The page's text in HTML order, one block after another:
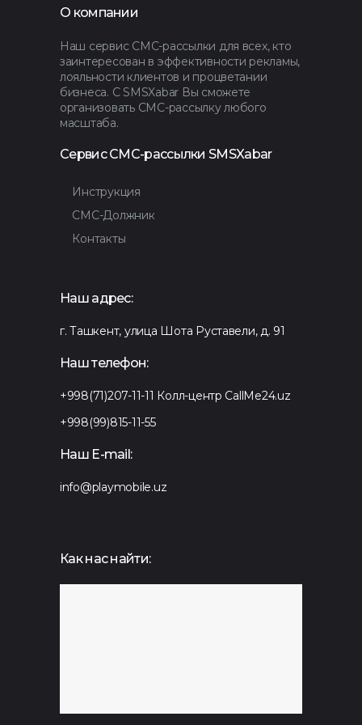
О компании
Наш сервис СМС-рассылки для всех, кто
заинтересован в эффективности рекламы,
лояльности клиентов и процветании
бизнеса. С SMSXabar Вы сможете
организовать СМС-рассылку любого
масштаба.
Сервис СМС-рассылки SMSXabar
Инструкция
СМС-Должник
Контакты
Наш адрес:
г. Ташкент, улица Шота Руставели, д. 91
Наш телефон:
+998(71)207-11-11 Колл-центр CallMe24.uz
+998(99)815-11-55
Наш E-mail:
info@playmobile.uz
Как нас найти: